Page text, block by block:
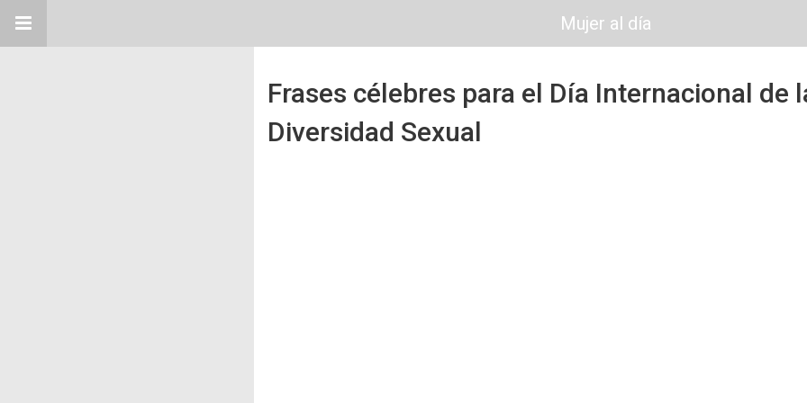
Mujer al día
Frases célebres para el Día Internacional de
Diversidad Sexual